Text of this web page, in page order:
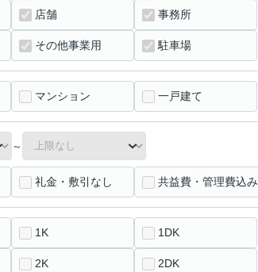
店舗 事務所
その他事業用 駐車場
マンション 一戸建て
～
礼金・敷引なし 共益費・管理費込み
1K 1DK
2K 2DK